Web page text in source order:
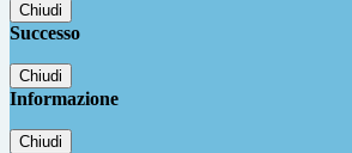
Chiudi
Successo
Chiudi
Informazione
Chiudi